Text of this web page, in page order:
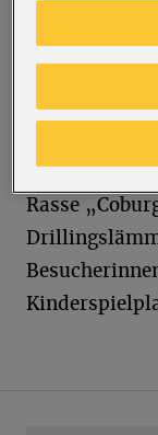
Außerdem
Pferde,
Rasse